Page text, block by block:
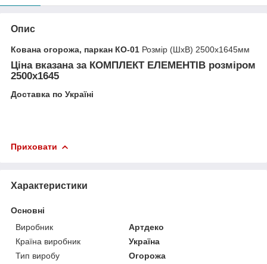
Опис
Кована огорожа, паркан КО-01 Розмір (ШхВ) 2500х1645мм
Ціна вказана за КОМПЛЕКТ ЕЛЕМЕНТІВ розміром
2500х1645
Доставка по Україні
Приховати
Характеристики
Основні
Виробник
Артдеко
Країна виробник
Україна
Тип виробу
Огорожа